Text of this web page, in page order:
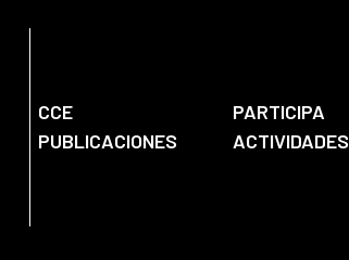
CCE PARTICIPA
PUBLICACIONES
ACTIVIDADES